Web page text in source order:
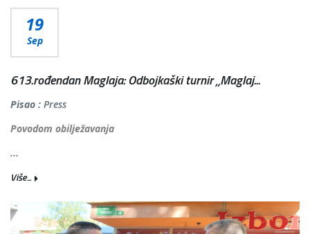
19
Sep
613.rođendan Maglaja: Odbojkaški turnir „Maglaj...
Pisao : Press
Povodom obilježavanja
...
Više...